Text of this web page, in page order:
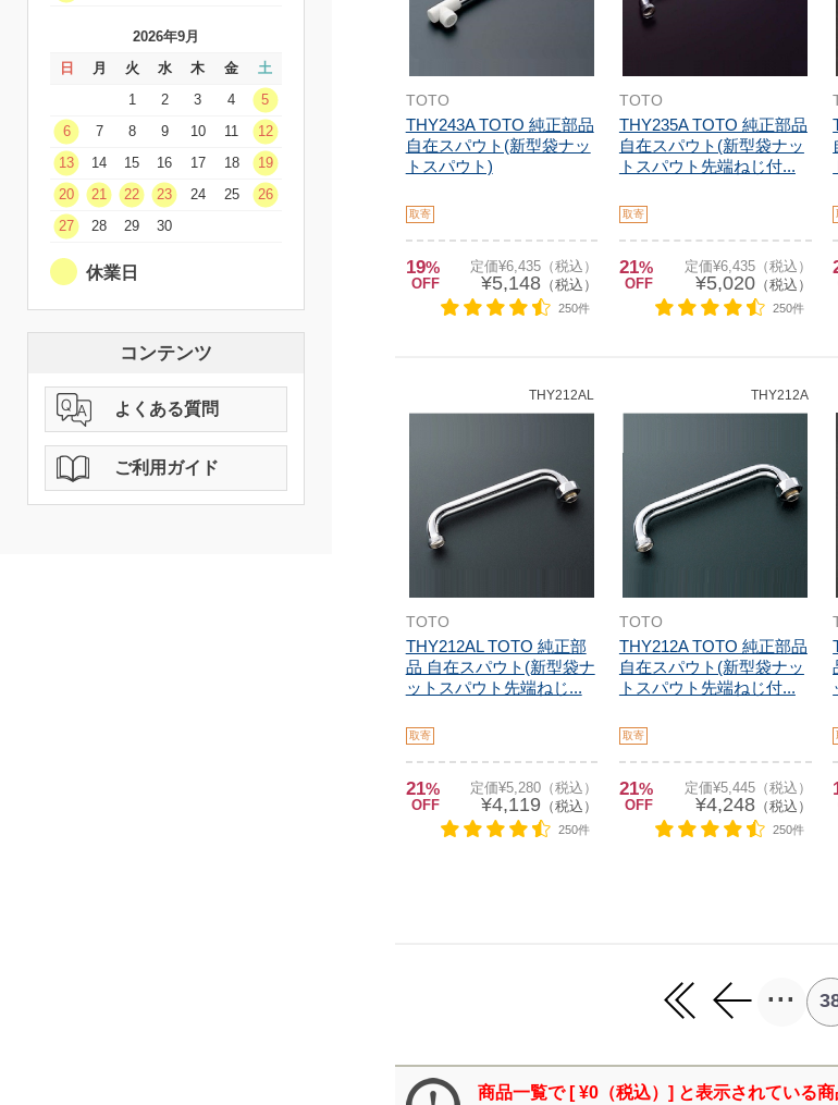
2026年9月
日
月 火 水 木 金
土
1
2 3 4
5
6
7 8 9 10 11
12
13
14 15 16 17 18
19
20
21 22 23 24 25
26
27
28 29 30
休業日
コンテンツ
よくある質問
ご利用ガイド
TOTO
THY243A TOTO 純正部品
自在スパウト(新型袋ナッ
トスパウト)
取寄
19%
OFF
定価¥6,435（税込）
¥5,148 （税込）
250件
TOTO
THY235A TOTO 純正部品
自在スパウト(新型袋ナッ
トスパウト先端ねじ付...
取寄
21%
OFF
定価¥6,435（税込）
¥5,020（税込）
250件
THY212AL
TOTO
THY212AL TOTO 純正部
品 自在スパウト(新型袋ナ
ットスパウト先端ねじ...
取寄
21%
OFF
定価¥5,280（税込）
¥4,119 （税込）
250件
THY212A
TOTO
THY212A TOTO 純正部品
自在スパウト(新型袋ナッ
トスパウト先端ねじ付...
取寄
21%
OFF
定価¥5,445（税込）
¥4,248（税込）
250件
...
商品一覧で [ ¥0（税込）] と表示されている商